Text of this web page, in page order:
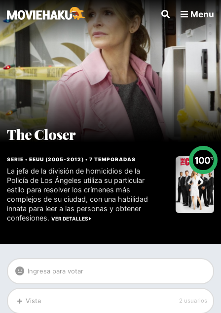
Menu
The Closer
100%
SERIE •EEUU (2005-2012) •7 TEMPORADAS
La jefa de la división de homicidios de la
Policía de Los Ángeles utiliza su particular
estilo para resolver los crímenes más
complejos de su ciudad, con una habilidad
innata para leer a las personas y obtener
confesiones.VER DETALLES
Ingresa para votar
Vista 2 usuarios